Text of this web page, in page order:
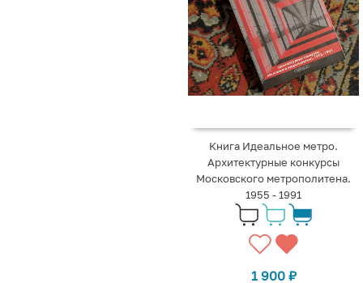
Книга Идеальное метро.
Архитектурные конкурсы
Московского метрополитена.
1955 - 1991
1 900 ₽